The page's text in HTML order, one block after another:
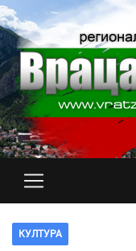
КУЛТУРА